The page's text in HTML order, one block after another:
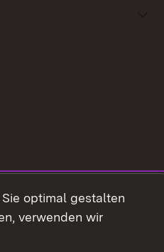
optimal gestalten
verwenden wir